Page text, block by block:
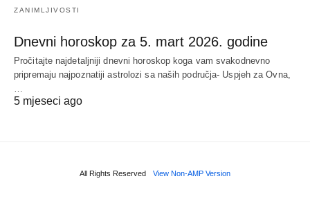
ZANIMLJIVOSTI
Dnevni horoskop za 5. mart 2026. godine
Pročitajte najdetaljniji dnevni horoskop koga vam svakodnevno
pripremaju najpoznatiji astrolozi sa naših područja- Uspjeh za Ovna,
5 mjeseci ago
All Rights Reserved View Non-AMP Version